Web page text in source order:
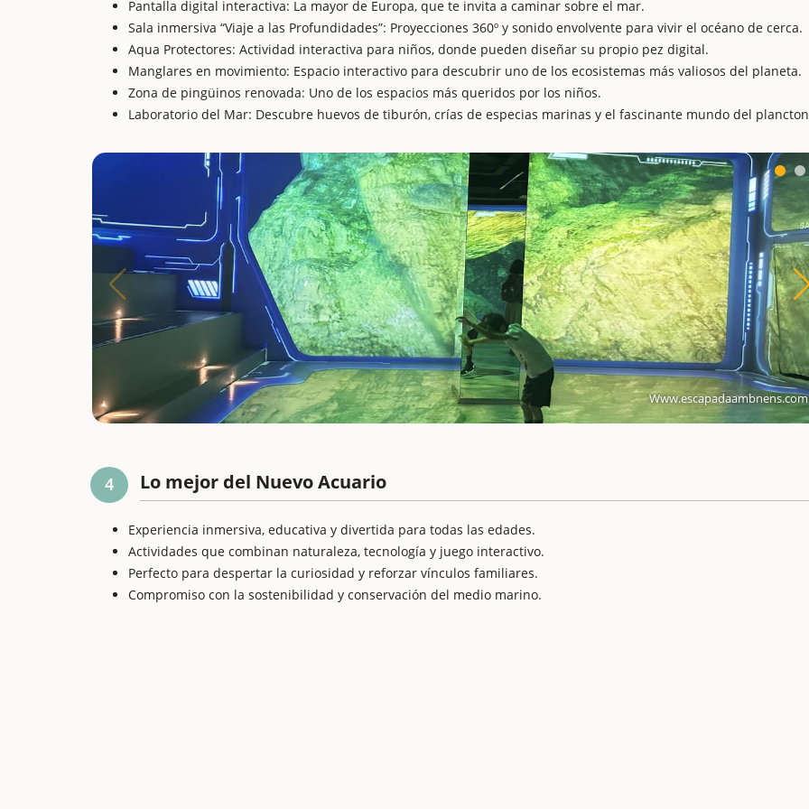
Pantalla digital interactiva: La mayor de Europa, que te invita a caminar sobre el mar.
Sala inmersiva “Viaje a las Profundidades”: Proyecciones 360º y sonido envolvente para vivir el océano de cerca.
Aqua Protectores: Actividad interactiva para niños, donde pueden diseñar su propio pez digital.
Manglares en movimiento: Espacio interactivo para descubrir uno de los ecosistemas más valiosos del planeta.
Zona de pingüinos renovada: Uno de los espacios más queridos por los niños.
Laboratorio del Mar: Descubre huevos de tiburón, crías de especias marinas y el fascinante mundo del
Www.escapadaambnens.com
4 Lo mejor del Nuevo Acuario
Experiencia inmersiva, educativa y divertida para todas las edades.
Actividades que combinan naturaleza, tecnología y juego interactivo.
Perfecto para despertar la curiosidad y reforzar vínculos familiares.
Compromiso con la sostenibilidad y conservación del medio marino.